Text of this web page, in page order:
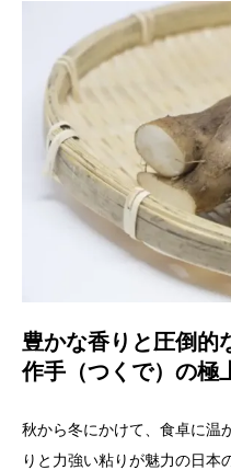
豊かな香りと圧倒的
作手（つくで）の極
秋から冬にかけて、食卓に温
りと力強い粘りが魅力の日本